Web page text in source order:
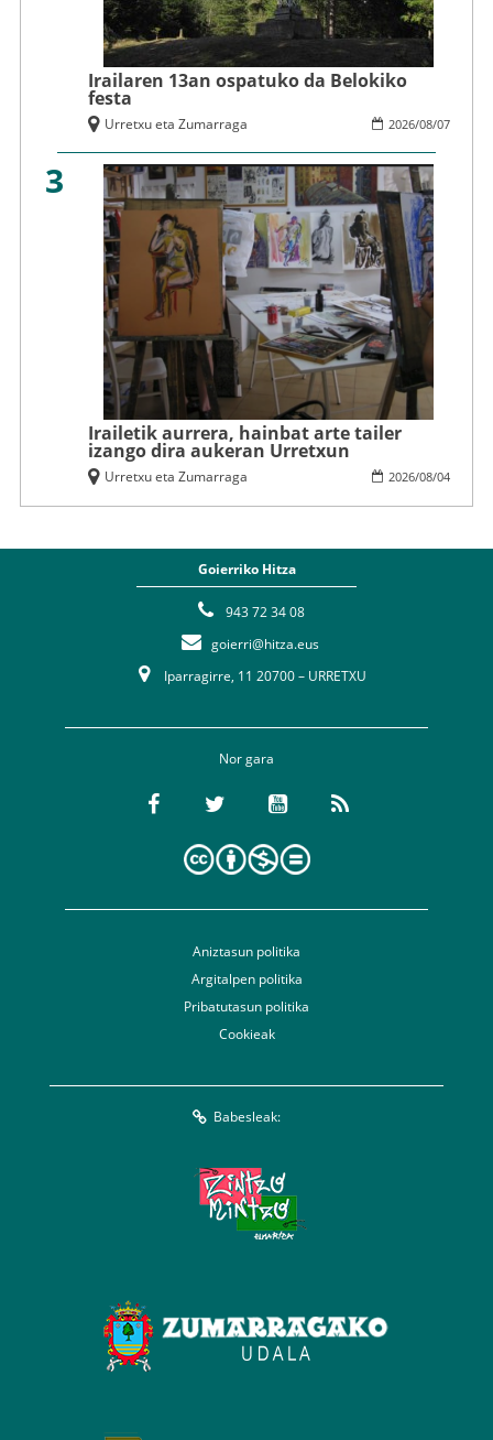
Irailaren 13an ospatuko da Belokiko
festa
2026/08/07
Urretxu eta Zumarraga
3
Irailetik aurrera, hainbat arte tailer
izango dira aukeran Urretxun
2026/08/04
Urretxu eta Zumarraga
Goierriko Hitza
943 72 34 08
goierri@hitza.eus
Iparragirre, 11 20700 – URRETXU
Nor gara
Aniztasun politika
Argitalpen politika
Pribatutasun politika
Cookieak
Babesleak: